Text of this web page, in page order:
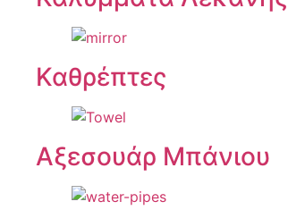
Καθρέπτες
Αξεσουάρ Μπάνιου